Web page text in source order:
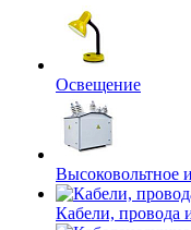
Освещение
Высоковольтное
Кабели, провода